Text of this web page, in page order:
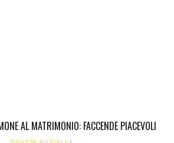
AL MATRIMONIO: FACCENDE PIACEVOLI